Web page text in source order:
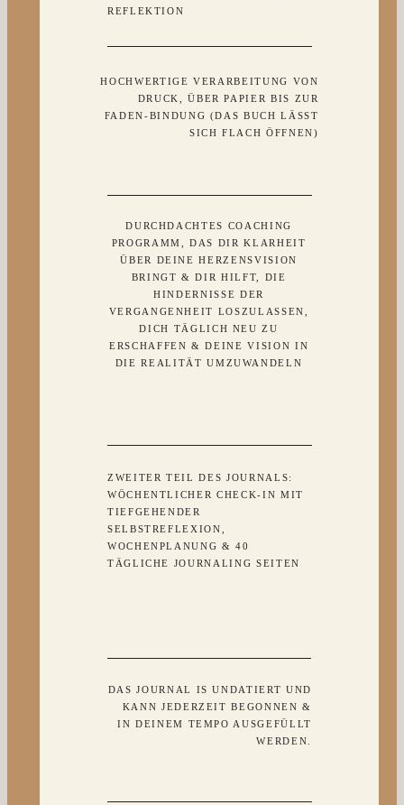
HOCHWERTIGE VERARBEITUNG VON
DRUCK, ÜBER PAPIER BIS ZUR
FADEN-BINDUNG (DAS BUCH LÄSST
SICH FLACH ÖFFNEN)
REFLEKTION
DURCHDACHTES COACHING
PROGRAMM, DAS DIR KLARHEIT
ÜBER DEINE HERZENSVISION
BRINGT & DIR HILFT, DIE
HINDERNISSE DER
VERGANGENHEIT LOSZULASSEN,
DICH TÄGLICH NEU ZU
ERSCHAFFEN & DEINE VISION IN
DIE REALITÄT UMZUWANDELN
ZWEITER TEIL DES JOURNALS:
WÖCHENTLICHER CHECK-IN MIT
TIEFGEHENDER
SELBSTREFLEXION,
WOCHENPLANUNG & 40
TÄGLICHE JOURNALING SEITEN
DAS JOURNAL IS UNDATIERT UND
KANN JEDERZEIT BEGONNEN &
IN DEINEM TEMPO AUSGEFÜLLT
WERDEN.